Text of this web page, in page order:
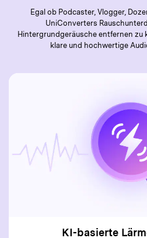
Egal ob Podcaster, Vlogger,
UniConverters
Hintergrundgeräusche entfernen zu
klare und hochwertige
KI-basierte